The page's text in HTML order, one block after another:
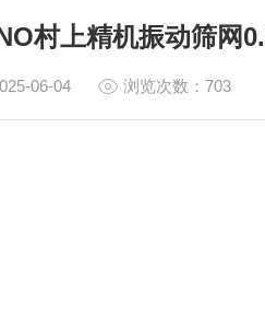
村上精机振动筛网
06-04 浏览次数：703